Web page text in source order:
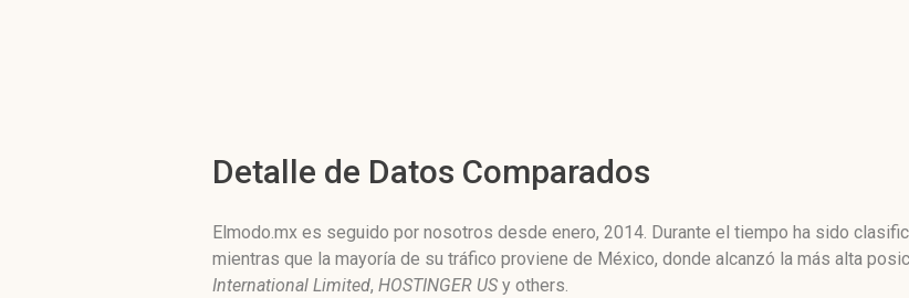
Detalle de Datos Comparados
Elmodo.mx es seguido por nosotros desde enero, 2014. Durante el tiempo ha sido
mientras que la mayoría de su tráfico proviene de México, donde alcanzó la más alta
International Limited, HOSTINGER US y others.